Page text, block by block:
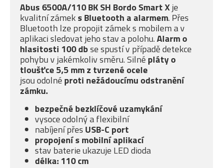
Abus 6500A/110 BK SH Bordo Smart Xje
kvalitní zámeks Bluetooth a alarmem. Přes
Bluetooth lze propojit zámek s mobilem a v
aplikaci sledovat jeho stav a polohu.Alarm o
hlasitosti 100 dbse spustí v případě detekce
pohybu v jakémkoliv směru. Silné pláty o
tloušťce 5,5 mm z tvrzené ocele
jsou odolné proti nežádoucímu odstranění
zámku.
bezpečné bezklíčové uzamykání
vysoce odolný a flexibilní
nabíjení přes USB-C port
propojení s mobilní aplikací
stav baterie ukazuje LED dioda
délka: 110 cm